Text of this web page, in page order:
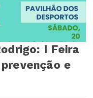
I Feira
e